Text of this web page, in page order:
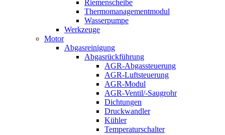
Riemenscheibe
Thermomanagementmodul
Wasserpumpe
Werkzeuge
Motor
Abgasreinigung
Abgasrückführung
AGR-Abgassteuerung
AGR-Luftsteuerung
AGR-Modul
AGR-Ventil/-Saugrohr
Dichtungen
Druckwandler
Kühler
Temperaturschalter